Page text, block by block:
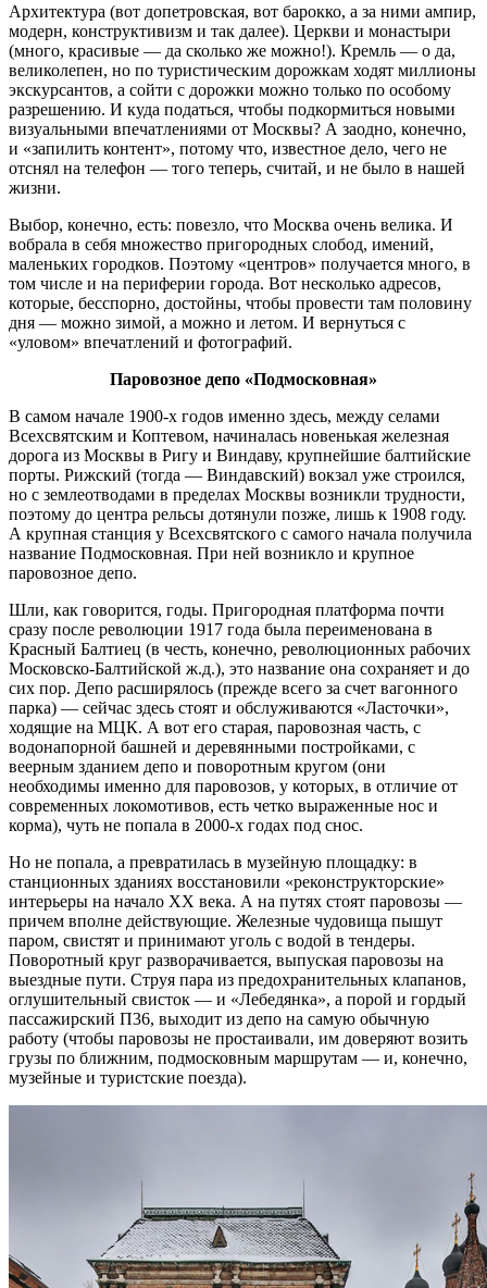
Архитектура (вот допетровская, вот барокко, а за ними ампир,
модерн, конструктивизм и так далее). Церкви и монастыри
(много, красивые — да сколько же можно!). Кремль — о да,
великолепен, но по туристическим дорожкам ходят миллионы
экскурсантов, а сойти с дорожки можно только по особому
разрешению. И куда податься, чтобы подкормиться новыми
визуальными впечатлениями от Москвы? А заодно, конечно,
и «запилить контент», потому что, известное дело, чего не
отснял на телефон — того теперь, считай, и не было в нашей
жизни.
Выбор, конечно, есть: повезло, что Москва очень велика. И
вобрала в себя множество пригородных слобод, имений,
маленьких городков. Поэтому «центров» получается много, в
том числе и на периферии города. Вот несколько адресов,
которые, бесспорно, достойны, чтобы провести там половину
дня — можно зимой, а можно и летом. И вернуться с
«уловом» впечатлений и фотографий.
Паровозное депо «Подмосковная»
В самом начале 1900-х годов именно здесь, между селами
Всехсвятским и Коптевом, начиналась новенькая железная
дорога из Москвы в Ригу и Виндаву, крупнейшие балтийские
порты. Рижский (тогда — Виндавский) вокзал уже строился,
но с землеотводами в пределах Москвы возникли трудности,
поэтому до центра рельсы дотянули позже, лишь к 1908 году.
А крупная станция у Всехсвятского с самого начала получила
название Подмосковная. При ней возникло и крупное
паровозное депо.
Шли, как говорится, годы. Пригородная платформа почти
сразу после революции 1917 года была переименована в
Красный Балтиец (в честь, конечно, революционных рабочих
Московско-Балтийской ж.д.), это название она сохраняет и до
сих пор. Депо расширялось (прежде всего за счет вагонного
парка) — сейчас здесь стоят и обслуживаются «Ласточки»,
ходящие на МЦК. А вот его старая, паровозная часть, с
водонапорной башней и деревянными постройками, с
веерным зданием депо и поворотным кругом (они
необходимы именно для паровозов, у которых, в отличие от
современных локомотивов, есть четко выраженные нос и
корма), чуть не попала в 2000-х годах под снос.
Но не попала, а превратилась в музейную площадку: в
станционных зданиях восстановили «реконструкторские»
интерьеры на начало ХХ века. А на путях стоят паровозы —
причем вполне действующие. Железные чудовища пышут
паром, свистят и принимают уголь с водой в тендеры.
Поворотный круг разворачивается, выпуская паровозы на
выездные пути. Струя пара из предохранительных клапанов,
оглушительный свисток — и «Лебедянка», а порой и гордый
пассажирский П36, выходит из депо на самую обычную
работу (чтобы паровозы не простаивали, им доверяют возить
грузы по ближним, подмосковным маршрутам — и, конечно,
музейные и туристские поезда).